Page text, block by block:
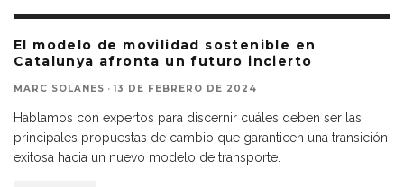
El modelo de movilidad sostenible en
Catalunya afronta un futuro incierto
MARC SOLANES · 13 DE FEBRERO DE 2024
Hablamos con expertos para discernir cuáles deben ser las
principales propuestas de cambio que garanticen una transición
exitosa hacia un nuevo modelo de transporte.